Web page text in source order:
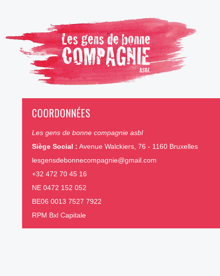
COORDONNÉES
Les gens de bonne compagnie asbl
Siège Social : Avenue Walckiers, 76 - 1160 Bruxelles
lesgensdebonnecompagnie@gmail.com
+32 472 70 45 16
NE 0472 152 052
BE06 0013 7527 7922
RPM Bxl Capitale